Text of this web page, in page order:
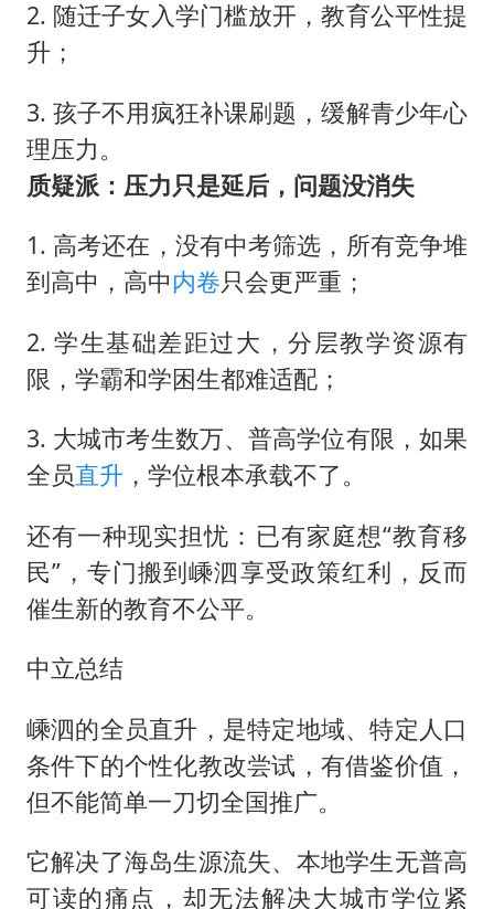
2. 随迁子女入学门槛放开，教育公平性提
升；
3. 孩子不用疯狂补课刷题，缓解青少年心
理压力。
质疑派：压力只是延后，问题没消失
1. 高考还在，没有中考筛选，所有竞争堆
到高中，高中内卷只会更严重；
2. 学生基础差距过大，分层教学资源有
限，学霸和学困生都难适配；
3. 大城市考生数万、普高学位有限，如果
全员直升 ，学位根本承载不了。
还有一种现实担忧：已有家庭想“教育移
民”，专门搬到嵊泗享受政策红利，反而
催生新的教育不公平。
中立总结
嵊泗的全员直升，是特定地域、特定人口
条件下的个性化教改尝试，有借鉴价值，
但不能简单一刀切全国推广。
它解决了海岛生源流失、本地学生无普高
可读的痛点，却无法解决大城市学位紧